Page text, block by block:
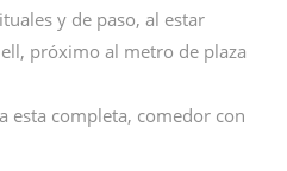
y de paso, al estar
próximo al metro de plaza
esta completa, comedor con